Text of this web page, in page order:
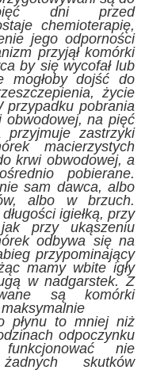
dni przed
chemioterapię,
jego odporności
przyjął komórki
by się wycofał lub
mogłoby dojść do
życie
przypadku pobrania
obwodowej, na pięć
zastrzyki
macierzystych
krwi obwodowej, a
pobierane.
sam dawca, albo
albo w brzuch.
igiełką, przy
przy ukąszeniu
odbywa się na
przypominający
mamy wbite igły
w nadgarstek. Z
są komórki
płynu to mniej niż
odpoczynku
nie
skutków